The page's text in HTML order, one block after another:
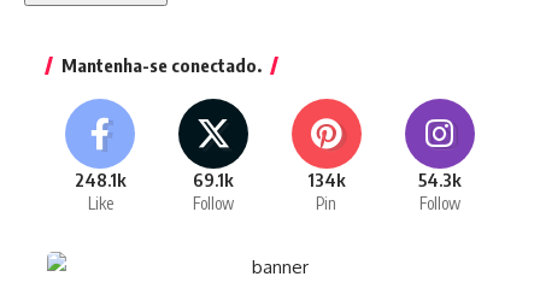
Mantenha-se conectado.
248.1k
Like
69.1k
Follow
134k
Pin
54.3k
Follow